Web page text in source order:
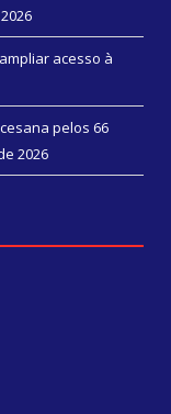
acesso à
pelos 66
2026